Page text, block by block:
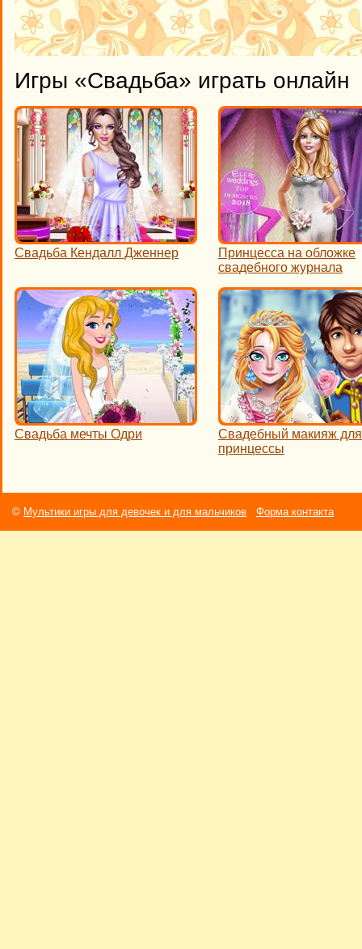
Игры «Свадьба» играть онлайн
Свадьба Кендалл Дженнер
Принцесса на обложке
свадебного журнала
Свадьба мечты Одри
Свадебный макияж для
принцессы
© Мультики игры для девочек и для мальчиков Форма контакта